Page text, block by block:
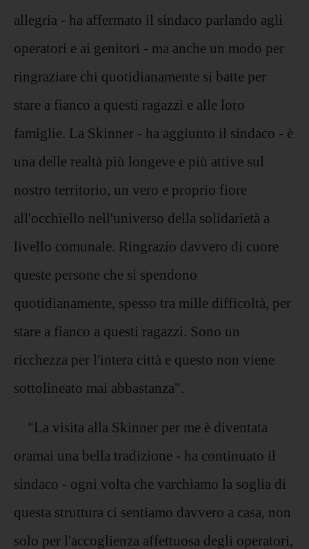
allegria - ha affermato il sindaco parlando agli
operatori e ai genitori - ma anche un modo per
ringraziare chi quotidianamente si batte per
stare a fianco a questi ragazzi e alle loro
famiglie. La Skinner - ha aggiunto il sindaco - è
una delle realtà più longeve e più attive sul
nostro territorio, un vero e proprio fiore
all'occhiello nell'universo della solidarietà a
livello comunale. Ringrazio davvero di cuore
queste persone che si spendono
quotidianamente, spesso tra mille difficoltà, per
stare a fianco a questi ragazzi. Sono un
ricchezza per l'intera città e questo non viene
sottolineato mai abbastanza".
"La visita alla Skinner per me è diventata
oramai una bella tradizione - ha continuato il
sindaco - ogni volta che varchiamo la soglia di
questa struttura ci sentiamo davvero a casa, non
solo per l'accoglienza affettuosa degli operatori,